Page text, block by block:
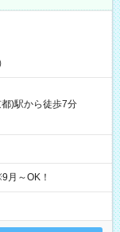
)駅から徒歩7分
～OK！